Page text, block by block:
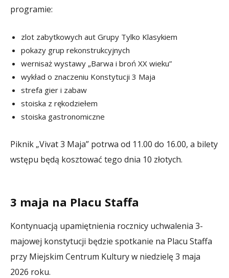
programie:
zlot zabytkowych aut Grupy Tylko Klasykiem
pokazy grup rekonstrukcyjnych
wernisaż wystawy „Barwa i broń XX wieku”
wykład o znaczeniu Konstytucji 3 Maja
strefa gier i zabaw
stoiska z rękodziełem
stoiska gastronomiczne
Piknik „Vivat 3 Maja” potrwa od 11.00 do 16.00, a bilety
wstępu będą kosztować tego dnia 10 złotych.
3 maja na Placu Staffa
Kontynuacją upamiętnienia rocznicy uchwalenia 3-
majowej konstytucji będzie spotkanie na Placu Staffa
przy Miejskim Centrum Kultury w niedzielę 3 maja
2026 roku.